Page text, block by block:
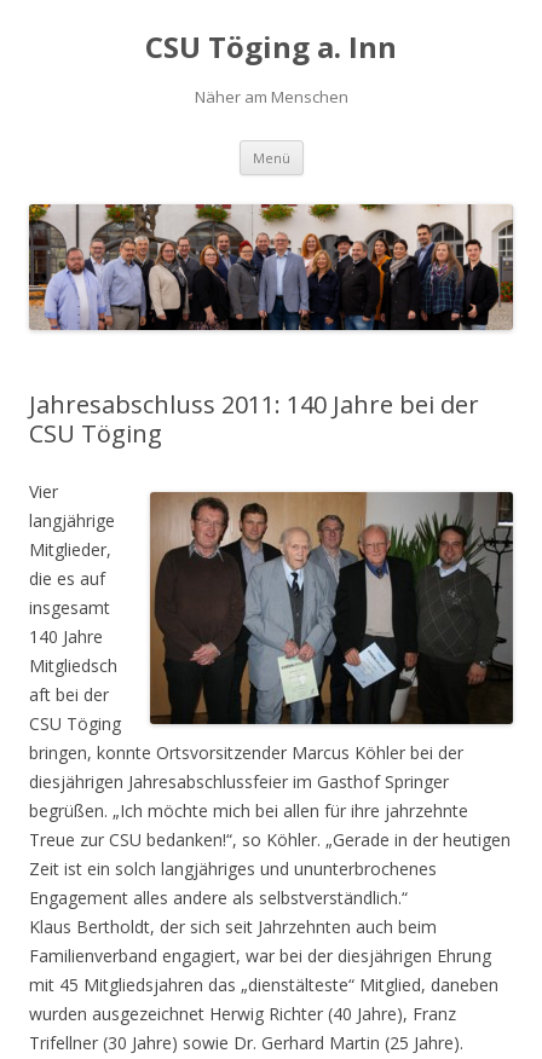
CSU Töging a. Inn
Näher am Menschen
Menü Springe
Inhalt
Jahresabschluss 2011: 140 Jahre bei der
CSU Töging
Vier
langjährige
Mitglieder,
die es auf
insgesamt
140 Jahre
Mitgliedsch
aft bei der
CSU Töging
bringen, konnte Ortsvorsitzender Marcus Köhler bei der
diesjährigen Jahresabschlussfeier im Gasthof Springer
begrüßen. „Ich möchte mich bei allen für ihre jahrzehnte
Treue zur CSU bedanken!“, so Köhler. „Gerade in der heutigen
Zeit ist ein solch langjähriges und ununterbrochenes
Engagement alles andere als selbstverständlich.“
Klaus Bertholdt, der sich seit Jahrzehnten auch beim
Familienverband engagiert, war bei der diesjährigen Ehrung
mit 45 Mitgliedsjahren das „dienstälteste“ Mitglied, daneben
wurden ausgezeichnet Herwig Richter (40 Jahre), Franz
Trifellner (30 Jahre) sowie Dr. Gerhard Martin (25 Jahre).